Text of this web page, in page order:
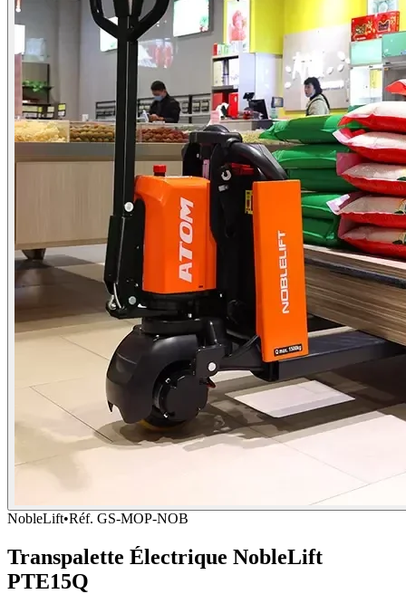
NobleLift•Réf. GS-MOP-NOB
Transpalette Électrique NobleLift
PTE15Q